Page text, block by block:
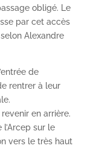
obligé. Le
par cet accès
Alexandre
de
rentrer à leur
en arrière.
l’Arcep sur le
vers le très haut